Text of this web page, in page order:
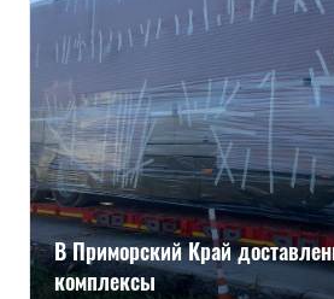
В Приморский Край
комплексы